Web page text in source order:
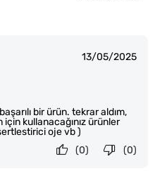
13/05/2025
bir ürün. tekrar aldım,
için kullanacağınız ürünler
oje vb )
(0)
(0)